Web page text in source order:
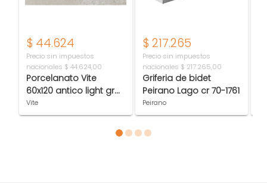
$ 217.265
Precio sin impuestos
nacionales $ 217.265,00
Griferia de bidet
Peirano Lago cr 70-1761
Peirano
$ 44.624
Precio sin impuestos
nacionales $ 44.624,00
Porcelanato Vite
60x120 antico light grey
grip 1ª
Vite